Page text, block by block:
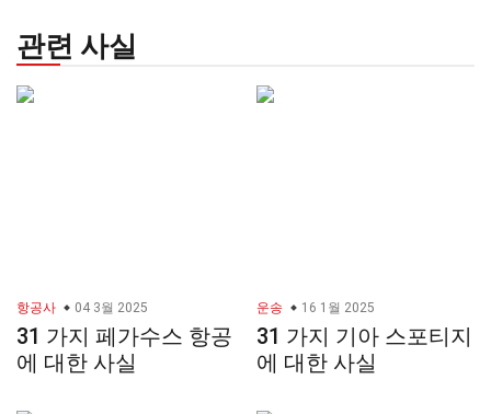
관련 사실
항공사 04 3월 2025
31 가지 페가수스 항공
에 대한 사실
운송 16 1월 2025
31 가지 기아 스포티지
에 대한 사실